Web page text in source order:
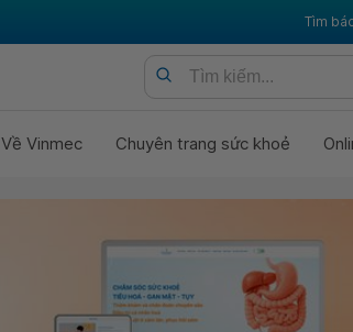
Tìm
Về Vinmec Chuyên trang sức khoẻ